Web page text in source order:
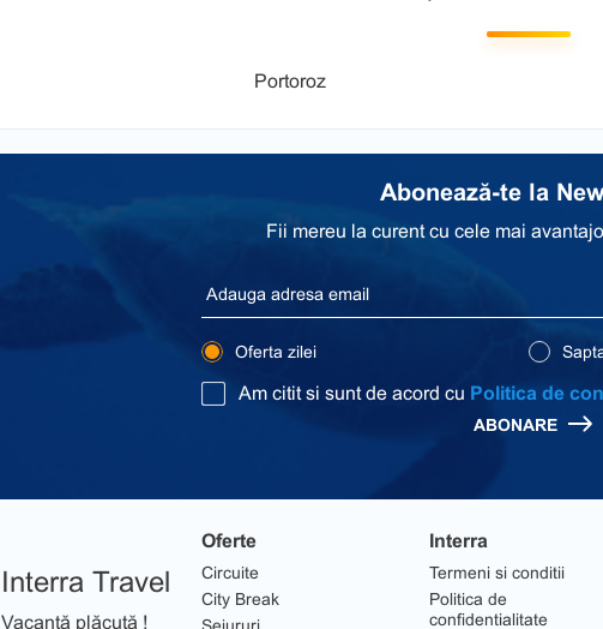
Portoroz
Abonează-te la
Fii mereu la curent cu cele mai
Oferta zilei
Am citit si sunt de acord cu Politica de
ABONARE
Interra Travel
Vacanță plăcută !
Oferte
Circuite
City Break
Interra
Termeni si conditii
Politica de
confidentialitate